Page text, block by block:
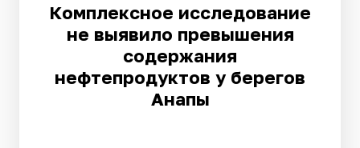
Комплексное исследование
не выявило превышения
содержания
нефтепродуктов у берегов
Анапы